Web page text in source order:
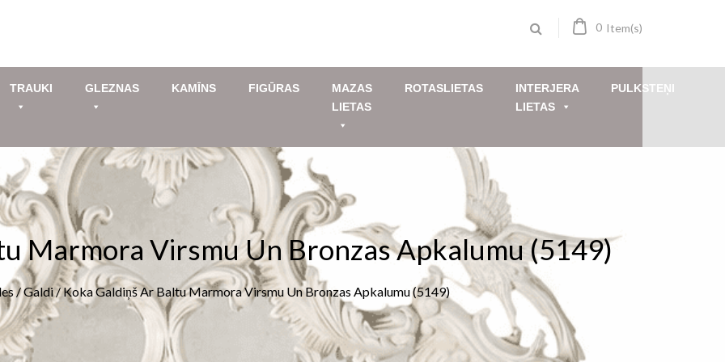
0 Item(s)
TRAUKI GLEZNAS KAMĪNS FIGŪRAS
MAZAS
LIETAS
ROTASLIETAS
INTERJERA
LIETAS
PULKSTEŅI
Marmora Virsmu Un Bronzas Apkalumu (5149)
/Galdi/ Koka Galdiņš Ar Baltu Marmora Virsmu Un Bronzas Apkalumu (5149)